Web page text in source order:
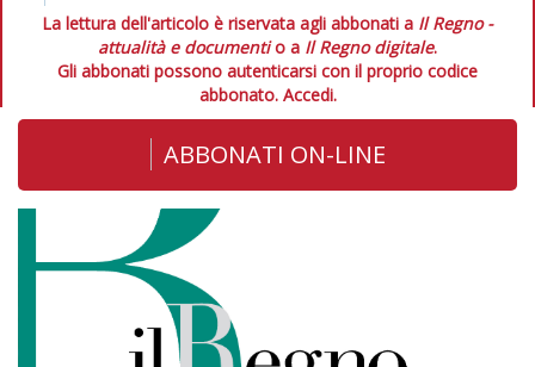
La lettura dell'articolo è riservata agli abbonati a Il Regno -
attualità e documentio a Il Regno digitale.
Gli abbonati possono autenticarsi con il proprio codice
abbonato. Accedi.
ABBONATI ON-LINE